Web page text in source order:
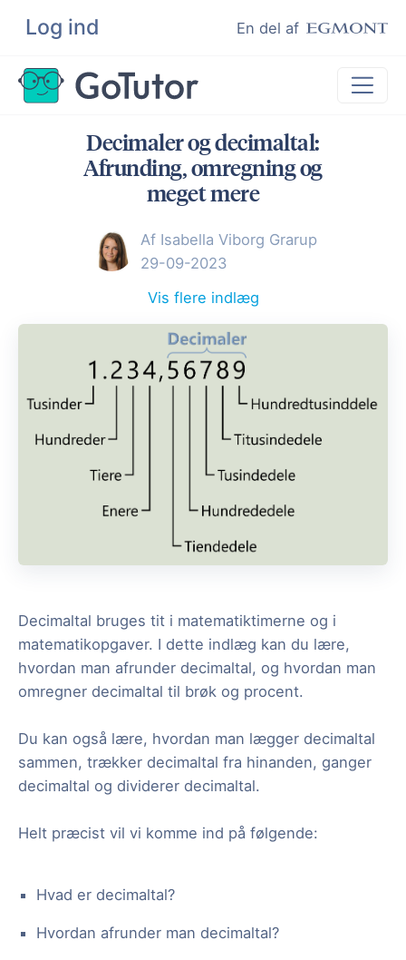
Log ind En del af
Søg
Lektiehjælp
Eksamenshjælp
Kundeudtalelser
Undervisere
Decimaler og decimaltal:
Afrunding, omregning og
meget mere
Af Isabella Viborg Grarup
29-09-2023
Vis flere indlæg
Decimaltal bruges tit i matematiktimerne og i
matematikopgaver. I dette indlæg kan du lære,
hvordan man afrunder decimaltal, og hvordan man
omregner decimaltal til brøk og procent.
Du kan også lære, hvordan man lægger decimaltal
sammen, trækker decimaltal fra hinanden, ganger
decimaltal og dividerer decimaltal.
Helt præcist vil vi komme ind på følgende:
Hvad er decimaltal?
Hvordan afrunder man decimaltal?